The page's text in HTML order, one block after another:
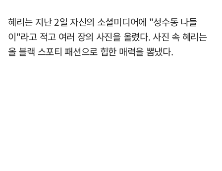
혜리는 지난 2일 자신의 소셜미디어에 "성수동 나들
이"라고 적고 여러 장의 사진을 올렸다. 사진 속 혜리는
올 블랙 스포티 패션으로 힙한 매력을 뽐냈다.